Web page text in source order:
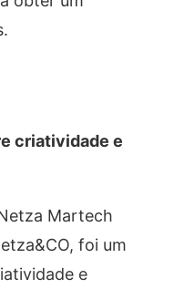
criatividade e
Martech
foi um
e